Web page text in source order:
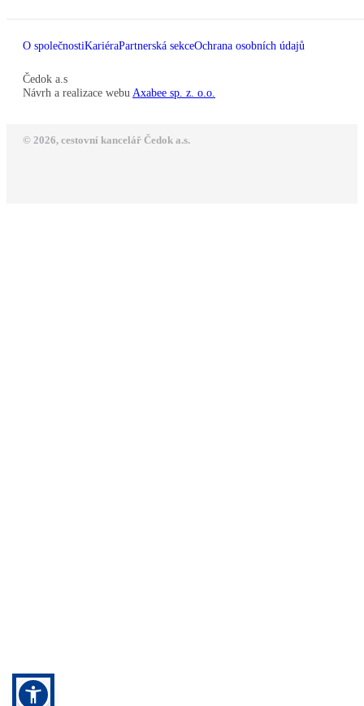
O společnostiKariéraPartnerská sekceOchrana osobních údajů
Čedok a.s
Návrh a realizace webu Axabee sp. z. o.o.
© 2026, cestovní kancelář Čedok a.s.